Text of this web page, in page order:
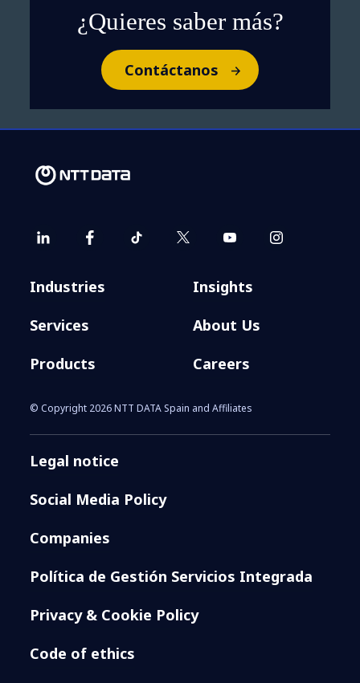
¿Quieres saber más?
Contáctanos
Industries
Services
Products
Insights
About Us
Careers
© Copyright 2026 NTT DATA Spain and Affiliates
Legal notice
Social Media Policy
Companies
Política de Gestión Servicios Integrada
Privacy & Cookie Policy
Code of ethics